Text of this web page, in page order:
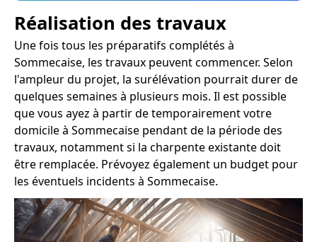
Réalisation des travaux
Une fois tous les préparatifs complétés à
Sommecaise, les travaux peuvent commencer. Selon
l'ampleur du projet, la surélévation pourrait durer de
quelques semaines à plusieurs mois. Il est possible
que vous ayez à partir de temporairement votre
domicile à Sommecaise pendant de la période des
travaux, notamment si la charpente existante doit
être remplacée. Prévoyez également un budget pour
les éventuels incidents à Sommecaise.